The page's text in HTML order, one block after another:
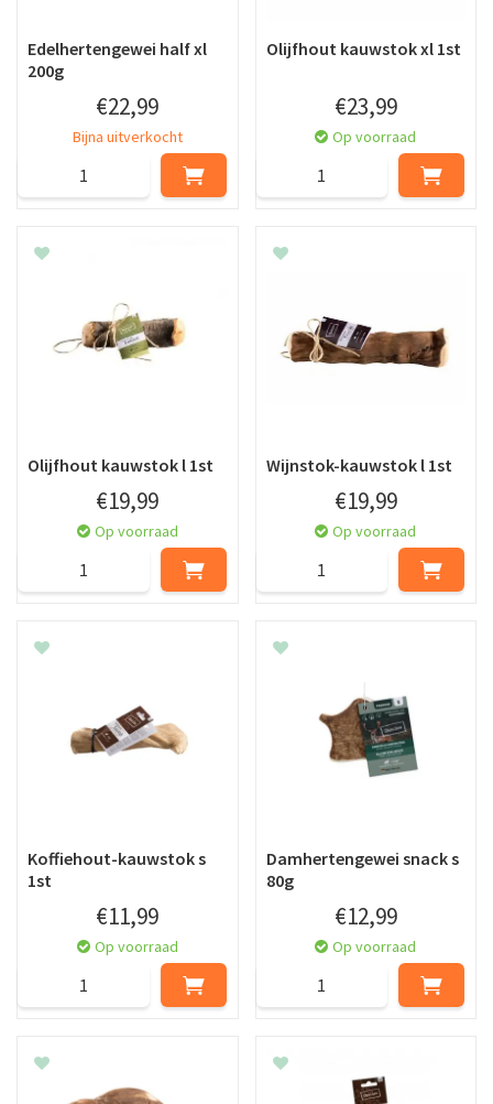
Edelhertengewei half xl
200g
€22,99
Bijna uitverkocht
Olijfhout kauwstok xl 1st
€23,99
Op voorraad
Olijfhout kauwstok l 1st
€19,99
Op voorraad
Wijnstok-kauwstok l 1st
€19,99
Op voorraad
Koffiehout-kauwstok s
1st
€11,99
Op voorraad
Damhertengewei snack s
80g
€12,99
Op voorraad